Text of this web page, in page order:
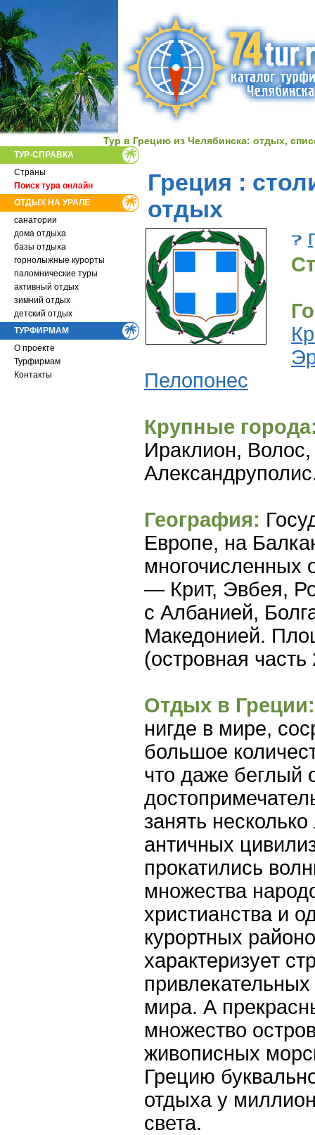
Тур в Грецию из Челябинска: отдых,
ТУР-СПРАВКА
Страны
Поиск тура онлайн
ОТДЫХ НА УРАЛЕ
санатории
дома отдыха
базы отдыха
горнолыжные курорты
паломнические туры
активный отдых
зимний отдых
детский отдых
ТУРФИРМАМ
О проекте
Турфирмам
Контакты
Греция :
отдых
Пелопонес
Крупные
Ираклион,
География:
Европе, на
многочисленных
— Крит, Эвбея,
с Албанией,
Македонией.
(островная
Отдых в Греции:
нигде в мире,
большое
что даже беглый
занять
античных
прокатились
множества
христианства и
курортных
характеризует
мира. А
множество
живописных
Грецию
отдыха у
света.